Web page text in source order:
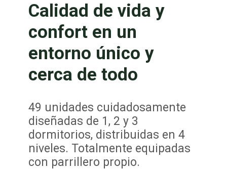
Calidad de vida y
confort en un
entorno único y
cerca de todo
49 unidades cuidadosamente
diseñadas de 1, 2 y 3
dormitorios, distribuidas en 4
niveles. Totalmente equipadas
con parrillero propio.